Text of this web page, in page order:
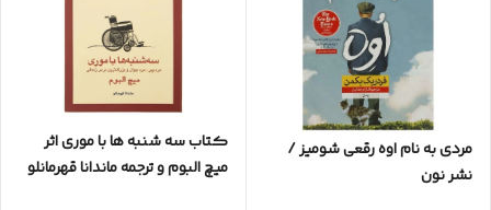
مردی به نام اوه رقعی شومیز /
نشر نون
کتاب سه شنبه ها با موری اثر
میچ البوم و ترجمه ماندانا قهرمانلو